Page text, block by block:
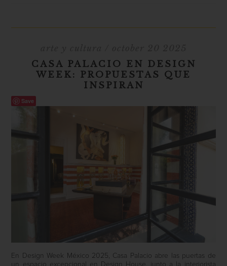
CASA PALACIO EN DESIGN
WEEK: PROPUESTAS QUE
INSPIRAN
Save
En Design Week México 2025, Casa Palacio abre las puertas de
un espacio excepcional en Design House, junto a la interiorista